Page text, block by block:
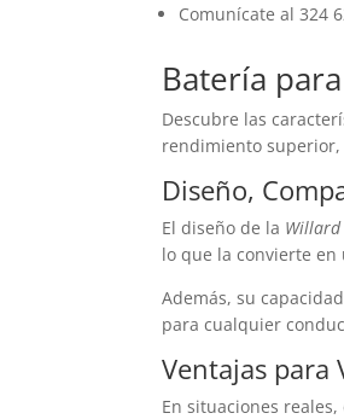
Comunícate al 324
Batería
Descubre las
rendimiento
Diseño,
El diseño de la Willard
lo que la convierte
Además, su
para cualquier
Ventajas para
En situaciones reales,